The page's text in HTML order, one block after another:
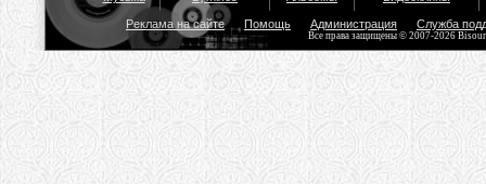
Реклама на сайте Помощь Администрация Служба
Все права защищены © 2007-2026